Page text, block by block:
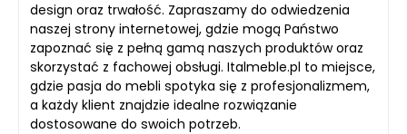
design oraz trwałość. Zapraszamy do odwiedzenia
naszej strony internetowej, gdzie mogą Państwo
zapoznać się z pełną gamą naszych produktów oraz
skorzystać z fachowej obsługi. Italmeble.pl to miejsce,
gdzie pasja do mebli spotyka się z profesjonalizmem,
a każdy klient znajdzie idealne rozwiązanie
dostosowane do swoich potrzeb.